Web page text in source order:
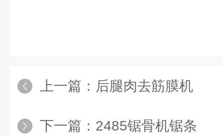
上一篇： 后腿肉去筋膜机
下一篇： 2485锯骨机锯条